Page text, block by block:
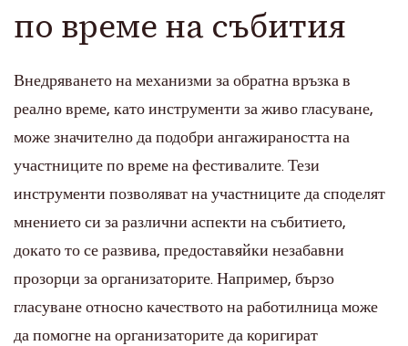
по време на събития
Внедряването на механизми за обратна връзка в
реално време, като инструменти за живо гласуване,
може значително да подобри ангажираността на
участниците по време на фестивалите. Тези
инструменти позволяват на участниците да споделят
мнението си за различни аспекти на събитието,
докато то се развива, предоставяйки незабавни
прозорци за организаторите. Например, бързо
гласуване относно качеството на работилница може
да помогне на организаторите да коригират